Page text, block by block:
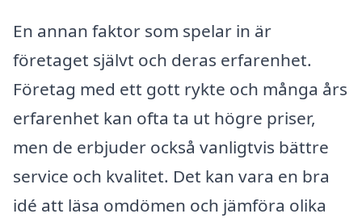
En annan faktor som spelar in är
företaget självt och deras erfarenhet.
Företag med ett gott rykte och många års
erfarenhet kan ofta ta ut högre priser,
men de erbjuder också vanligtvis bättre
service och kvalitet. Det kan vara en bra
idé att läsa omdömen och jämföra olika